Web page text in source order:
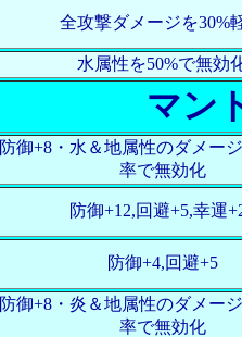
全攻撃ダメージを30%
水属性を50%で無効
マン
防御+8・水＆地属性のダメー
率で無効化
防御+12,回避+5,幸運
防御+4,回避+5
防御+8・炎＆地属性のダメー
率で無効化